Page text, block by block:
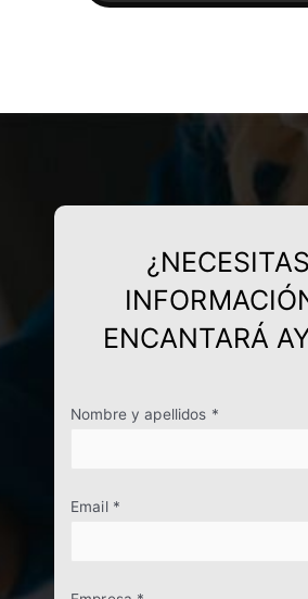
ENCANTARÁ
Nombre y apellidos *
Email *